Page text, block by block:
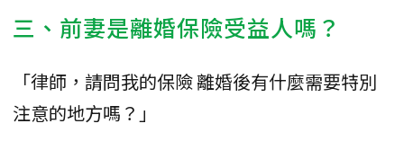
三、前妻是離婚保險受益人嗎？
「律師，請問我的保險 離婚後有什麼需要特別
注意的地方嗎？」